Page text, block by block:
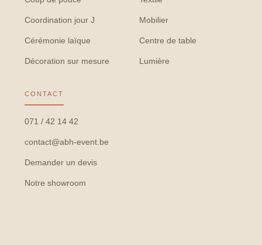
Coordination jour J
Cérémonie laïque
Décoration sur mesure
Mobilier
Centre de table
Lumière
CONTACT
071 / 42 14 42
contact@abh-event.be
Demander un devis
Notre showroom